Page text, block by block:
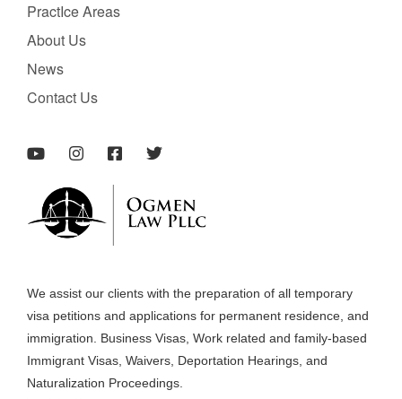
PractIce Areas
About Us
News
Contact Us
We assist our clients with the preparation of all temporary
visa petitions and applications for permanent residence, and
immigration. Business Visas, Work related and family-based
Immigrant Visas, Waivers, Deportation Hearings, and
Naturalization Proceedings.